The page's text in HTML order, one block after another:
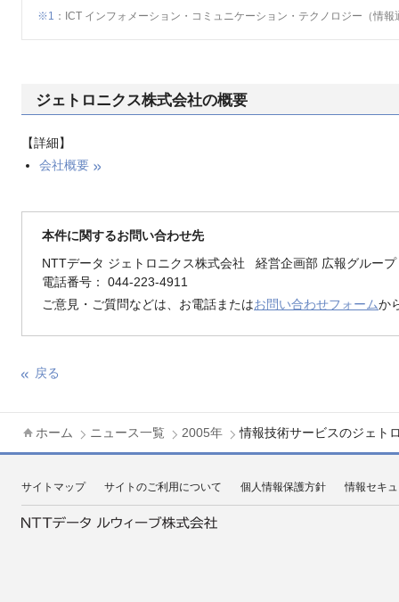
※1 ：ICT インフォメーション・コミュニケーション・テクノロジー（情報
ジェトロニクス株式会社の概要
【詳細】
会社概要
本件に関するお問い合わせ先
NTTデータ ジェトロニクス株式会社 経営企画部 広報グループ
電話番号： 044-223-4911
ご意見・ご質問などは、お電話またはお問い合わせフォームか
戻る
ホーム ニュース一覧 2005年 情報技術サービスのジェト
サイトマップ サイトのご利用について 個人情報保護方針 情報セキ